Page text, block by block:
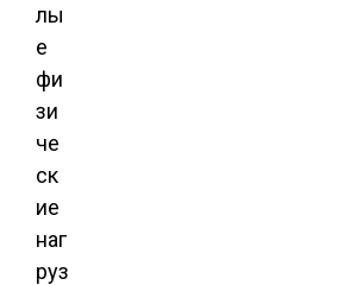
лы
е
фи
зи
че
ск
ие
наг
руз